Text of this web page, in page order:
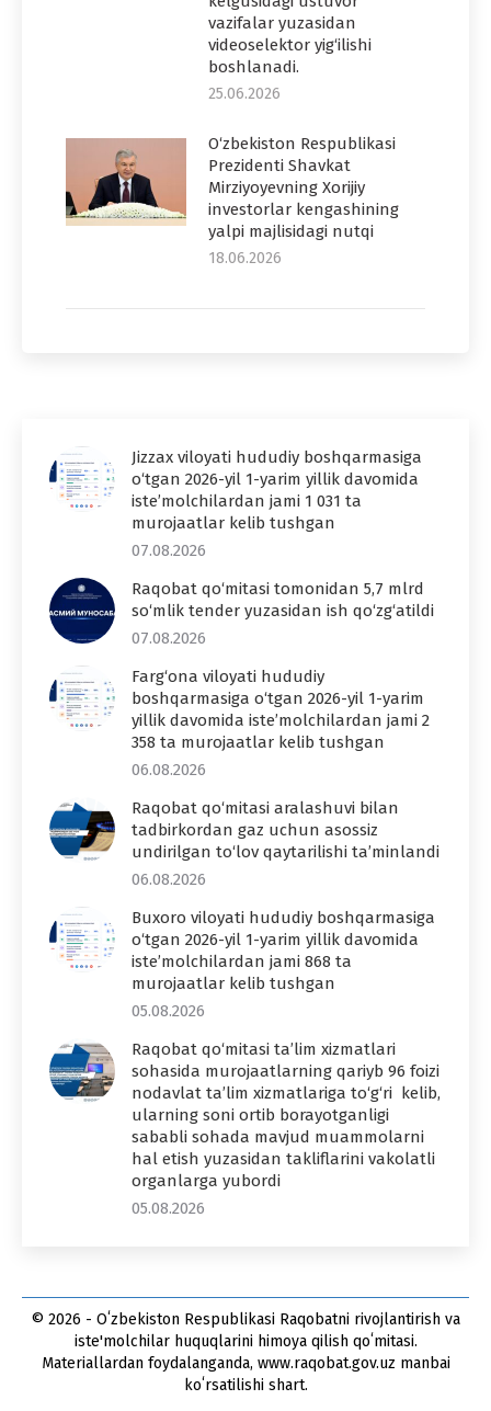
vazifalar yuzasidan
videoselektor yig‘ilishi
boshlanadi.
25.06.2026
O‘zbekiston Respublikasi
Prezidenti Shavkat
Mirziyoyevning Xorijiy
investorlar kengashining
yalpi majlisidagi nutqi
18.06.2026
Jizzax viloyati hududiy boshqarmasiga
o‘tgan 2026-yil 1-yarim yillik davomida
iste’molchilardan jami 1 031 ta
murojaatlar kelib tushgan
07.08.2026
Raqobat qo‘mitasi tomonidan 5,7 mlrd
so‘mlik tender yuzasidan ish qo‘zg‘atildi
07.08.2026
Farg‘ona viloyati hududiy
boshqarmasiga o‘tgan 2026-yil 1-yarim
yillik davomida iste’molchilardan jami 2
358 ta murojaatlar kelib tushgan
06.08.2026
Raqobat qo‘mitasi aralashuvi bilan
tadbirkordan gaz uchun asossiz
undirilgan to‘lov qaytarilishi ta’minlandi
06.08.2026
Buxoro viloyati hududiy boshqarmasiga
o‘tgan 2026-yil 1-yarim yillik davomida
iste’molchilardan jami 868 ta
murojaatlar kelib tushgan
05.08.2026
Raqobat qo‘mitasi ta’lim xizmatlari
sohasida murojaatlarning qariyb 96 foizi
nodavlat ta’lim xizmatlariga to‘g‘ri kelib,
ularning soni ortib borayotganligi
sababli sohada mavjud muammolarni
hal etish yuzasidan takliflarini vakolatli
organlarga yubordi
05.08.2026
© 2026 - Oʻzbekiston Respublikasi Raqobatni rivojlantirish va
iste'molchilar huquqlarini himoya qilish qoʻmitasi.
Materiallardan foydalanganda, www.raqobat.gov.uz manbai
koʻrsatilishi shart.